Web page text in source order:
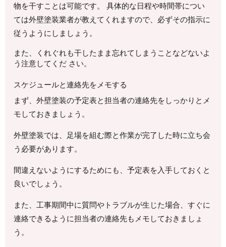
物を干すことは可能です。 具体的な日程や時間帯につい
ては外壁塗装業者が教えてくれますので、必ずその指示に
従うようにしましょう。
また、くれぐれも干したまま忘れてしまうことなどないよ
う注意してくだ さい。
スケジュールと連絡先をメモする
まず、外壁塗装の予定表と担当者の連絡先をしっかりとメ
モしておきましょう。
外壁塗装では、足場を組む際と作業が完了した時に立ち会
う必要があります。
間違えないようにするためにも、予定表を入手しておくと
良いでしょう。
また、工事期間中に質問やトラブルが生じた場合、すぐに
連絡できるように担当者の連絡先もメモしておきましょ
う。